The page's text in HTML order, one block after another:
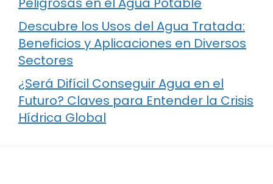
Descubre los Usos del Agua Tratada:
Beneficios y Aplicaciones en Diversos
Sectores
¿Será Difícil Conseguir Agua en el
Futuro? Claves para Entender la Crisis
Hídrica Global